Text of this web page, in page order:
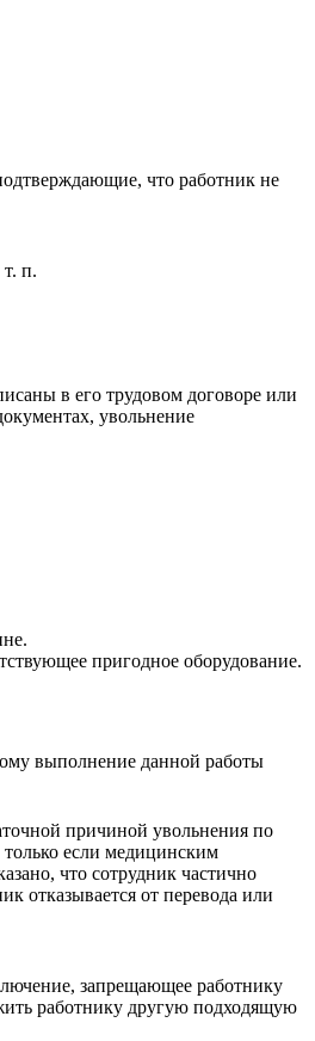
что работник не
п.
в его трудовом договоре или
увольнение
пригодное оборудование.
выполнение данной работы
причиной увольнения по
только если медицинским
что сотрудник частично
отказывается от перевода или
запрещающее работнику
работнику другую подходящую